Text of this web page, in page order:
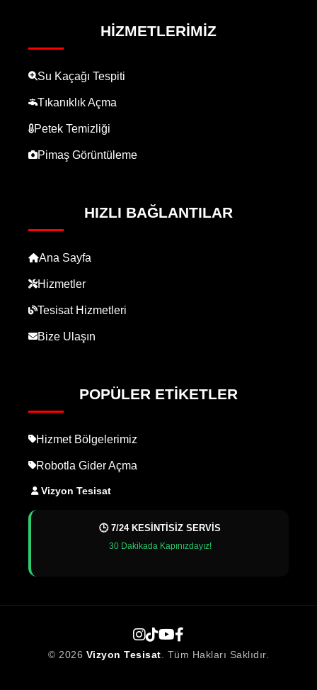
HIZMETLERIMIZ
Su Kaçağı Tespiti
Tıkanıklık Açma
Petek Temizliği
Pimaş Görüntüleme
HIZLI BAĞLANTILAR
Ana Sayfa
Hizmetler
Tesisat Hizmetleri
Bize Ulaşın
POPÜLER ETIKETLER
Hizmet Bölgelerimiz
Robotla Gider Açma
Vizyon Tesisat
🕒 7/24 KESİNTİSİZ SERVİS
30 Dakikada Kapınızdayız!
© 2026 Vizyon Tesisat. Tüm Hakları Saklıdır.